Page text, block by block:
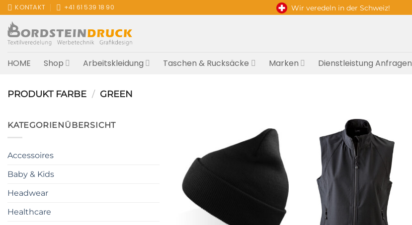
Zum
Inhalt
springen
KONTAKT +41 61 539 18 90 Wir veredeln in der Schweiz!
HOME Shop Arbeitskleidung Taschen & Rucksäcke Marken Dienstleistung Anfragen
PRODUKT FARBE / GREEN
KATEGORIENÜBERSICHT
Accessoires
Baby & Kids
Headwear
Healthcare